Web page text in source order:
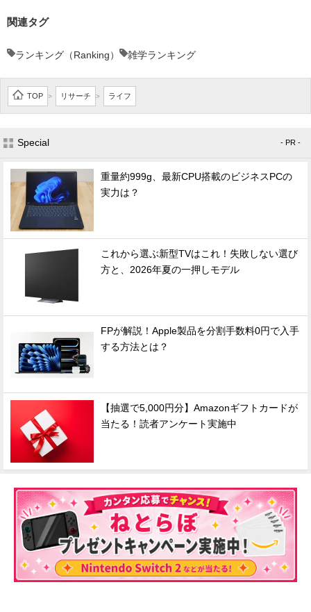
関連タグ
ランキング（Ranking） 雑学ランキング
TOP > リサーチ > ライフ
Special - PR -
重量約999g、最新CPU搭載のビジネスPCの
実力は？
これから選ぶ新型TVはこれ！失敗しない選び
方と、2026年夏の一押しモデル
FPが解説！Apple製品を分割手数料0円で入手
する方法とは？
【抽選で5,000円分】Amazonギフトカードが
当たる！読者アンケート実施中